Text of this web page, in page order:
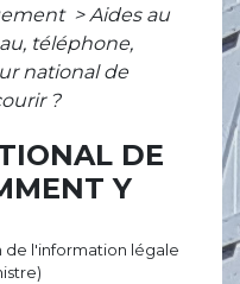
> Aides au
téléphone,
national de
?
DE
Y
de l'information légale